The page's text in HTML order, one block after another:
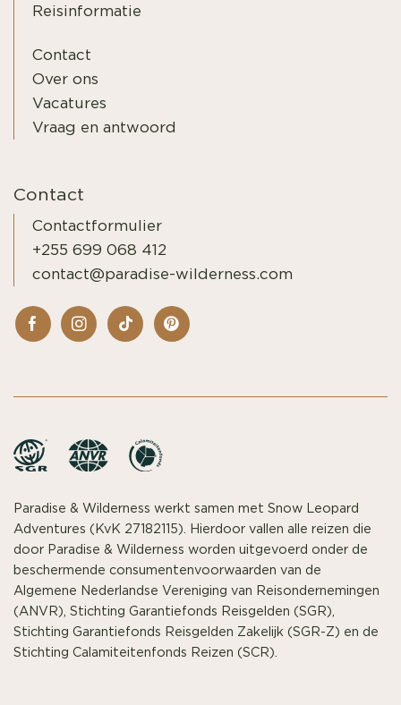
Reisinformatie
Contact
Over ons
Vacatures
Vraag en antwoord
Contact
Contactformulier
+255 699 068 412
contact@paradise-wilderness.com
Paradise & Wilderness werkt samen met Snow Leopard
Adventures (KvK 27182115). Hierdoor vallen alle reizen die
door Paradise & Wilderness worden uitgevoerd onder de
beschermende consumentenvoorwaarden van de
Algemene Nederlandse Vereniging van Reisondernemingen
(ANVR), Stichting Garantiefonds Reisgelden (SGR),
Stichting Garantiefonds Reisgelden Zakelijk (SGR-Z) en de
Stichting Calamiteitenfonds Reizen (SCR).